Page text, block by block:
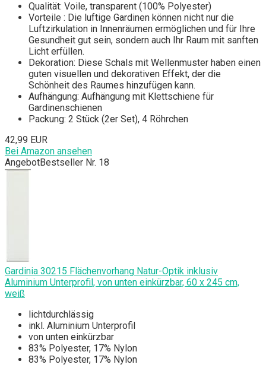
Qualität: Voile, transparent (100% Polyester)
Vorteile : Die luftige Gardinen können nicht nur die
Luftzirkulation in Innenräumen ermöglichen und für Ihre
Gesundheit gut sein, sondern auch Ihr Raum mit sanften
Licht erfüllen.
Dekoration: Diese Schals mit Wellenmuster haben einen
guten visuellen und dekorativen Effekt, der die
Schönheit des Raumes hinzufügen kann.
Aufhängung: Aufhängung mit Klettschiene für
Gardinenschienen
Packung: 2 Stück (2er Set), 4 Röhrchen
42,99 EUR
Bei Amazon ansehen
AngebotBestseller Nr. 18
Gardinia 30215 Flächenvorhang Natur-Optik inklusiv
Aluminium Unterprofil, von unten einkürzbar, 60 x 245 cm,
weiß
lichtdurchlässig
inkl. Aluminium Unterprofil
von unten einkürzbar
83% Polyester, 17% Nylon
83% Polyester, 17% Nylon